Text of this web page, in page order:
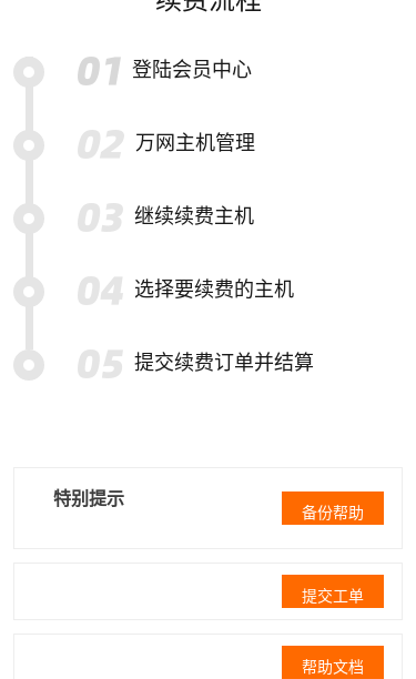
登陆会员中心
万网主机管理
继续续费主机
选择要续费的主机
提交续费订单并结算
特别提示
备份帮助
提交工单
帮助文档